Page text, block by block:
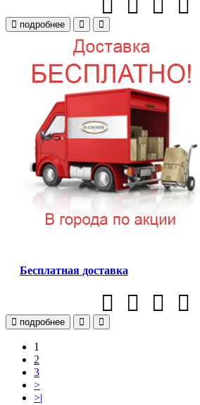
подробнее
Бесплатная доставка
подробнее
1
2
3
>
>|